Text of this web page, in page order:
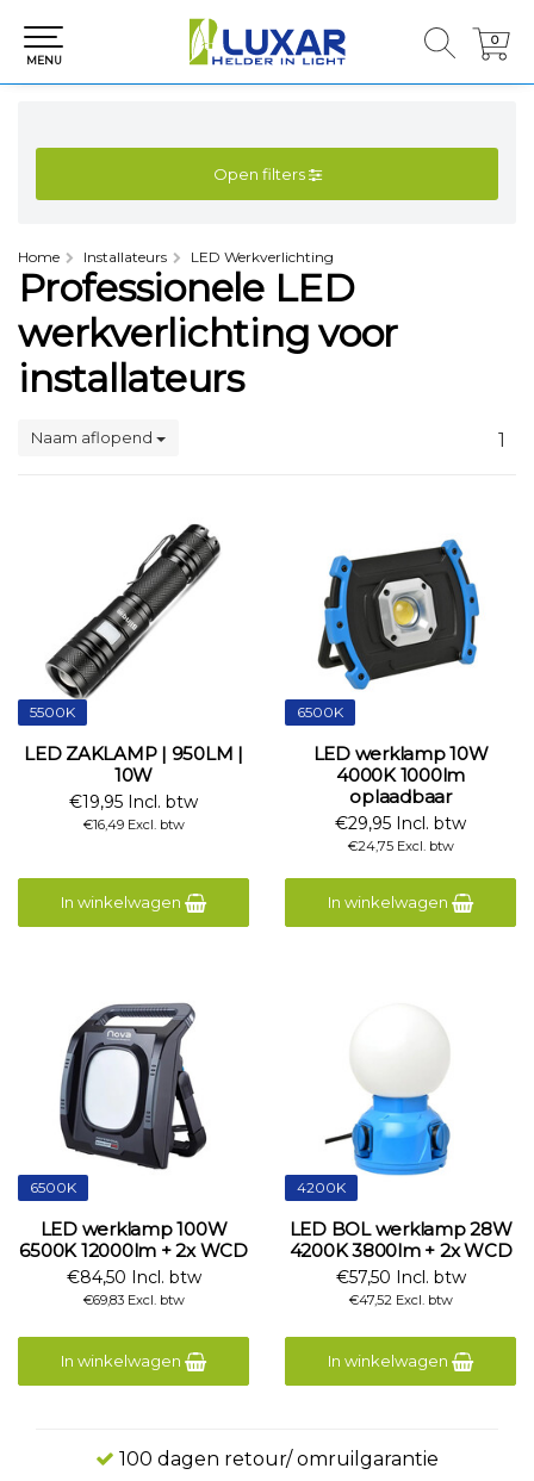
0
0
MENU
Open filters
Home Installateurs LED Werkverlichting
Professionele LED
werkverlichting voor
installateurs
Naam aflopend 1
5500K
LED ZAKLAMP | 950LM |
10W
€19,95 Incl. btw
€16,49 Excl. btw
In winkelwagen
6500K
LED werklamp 10W
4000K 1000lm
oplaadbaar
€29,95 Incl. btw
€24,75 Excl. btw
In winkelwagen
6500K
LED werklamp 100W
6500K 12000lm + 2x WCD
€84,50 Incl. btw
€69,83 Excl. btw
In winkelwagen
4200K
LED BOL werklamp 28W
4200K 3800lm + 2x WCD
€57,50 Incl. btw
€47,52 Excl. btw
In winkelwagen
100 dagen retour/ omruilgarantie